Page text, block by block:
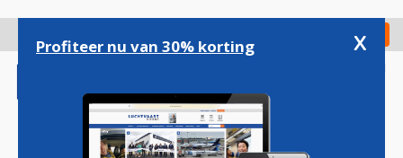
gaan
Check in
Profiteer nu van 30% korting x